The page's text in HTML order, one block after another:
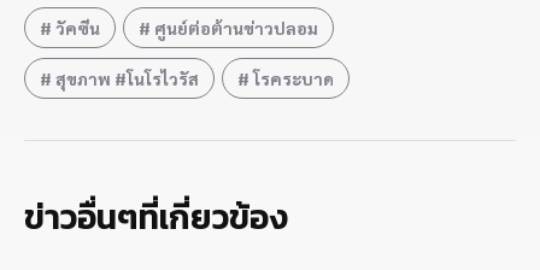
วัคซีน ศูนย์ต่อต้านข่าวปลอม
สุขภาพ #โนโรไวรัส โรคระบาด
ข่าวอื่นๆที่เกี่ยวข้อง